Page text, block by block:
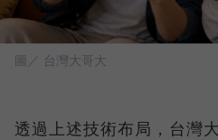
圖／ 台灣大哥大
透過上述技術布局，台灣